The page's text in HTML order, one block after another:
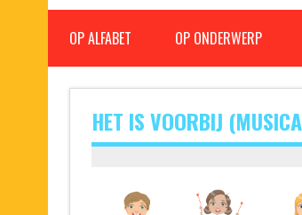
Kinderliedjes
OP ALFABET OP ONDERWERP
HET IS VOORBIJ